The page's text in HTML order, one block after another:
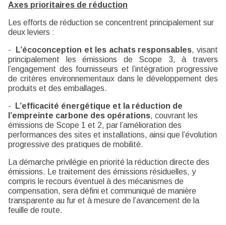
Axes prioritaires de réduction
Les efforts de réduction se concentrent principalement sur
deux leviers :
- L’écoconception et les achats responsables, visant
principalement les émissions de Scope 3, à travers
l’engagement des fournisseurs et l’intégration progressive
de critères environnementaux dans le développement des
produits et des emballages.
-
L’efficacité énergétique et la réduction de
l’empreinte carbone des opérations, couvrant les
émissions de Scope 1 et 2, par l’amélioration des
performances des sites et installations, ainsi que l’évolution
progressive des pratiques de mobilité.
La démarche privilégie en priorité la réduction directe des
émissions. Le traitement des émissions résiduelles, y
compris le recours éventuel à des mécanismes de
compensation, sera défini et communiqué de manière
transparente au fur et à mesure de l’avancement de la
feuille de route.